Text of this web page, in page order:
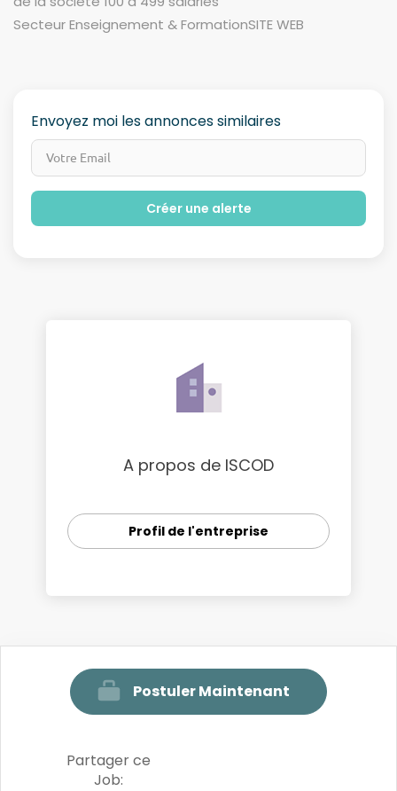
Secteur Enseignement & FormationSITE WEB
Envoyez moi les annonces similaires
A propos de ISCOD
Profil de l'entreprise
Postuler Maintenant
Partager ce
Job: